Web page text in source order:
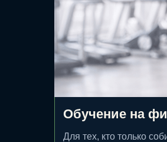
Обучение на
Для тех, кто только